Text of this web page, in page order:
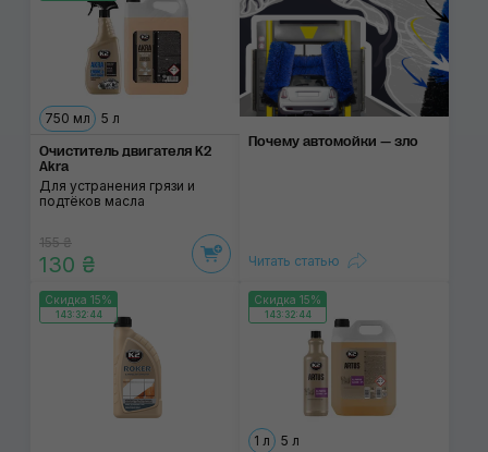
750 мл 5 л
Очиститель двигателя K2
Akra
Для устранения грязи и
подтёков масла
155 ₴
130 ₴
Почему автомойки — зло
Читать статью
Скидка 15%
143:32:43
Скидка 15%
143:32:43
1 л 5 л